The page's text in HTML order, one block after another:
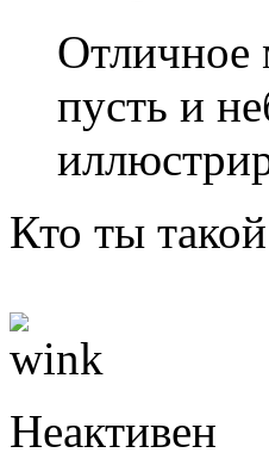
Отличное
пусть и
Кто ты
Неактивен